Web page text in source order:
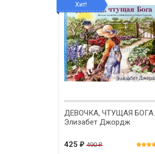
Хит!
ДЕВОЧКА, ЧТУЩАЯ БОГА.
Элизабет Джордж
425 ₽ 490₽